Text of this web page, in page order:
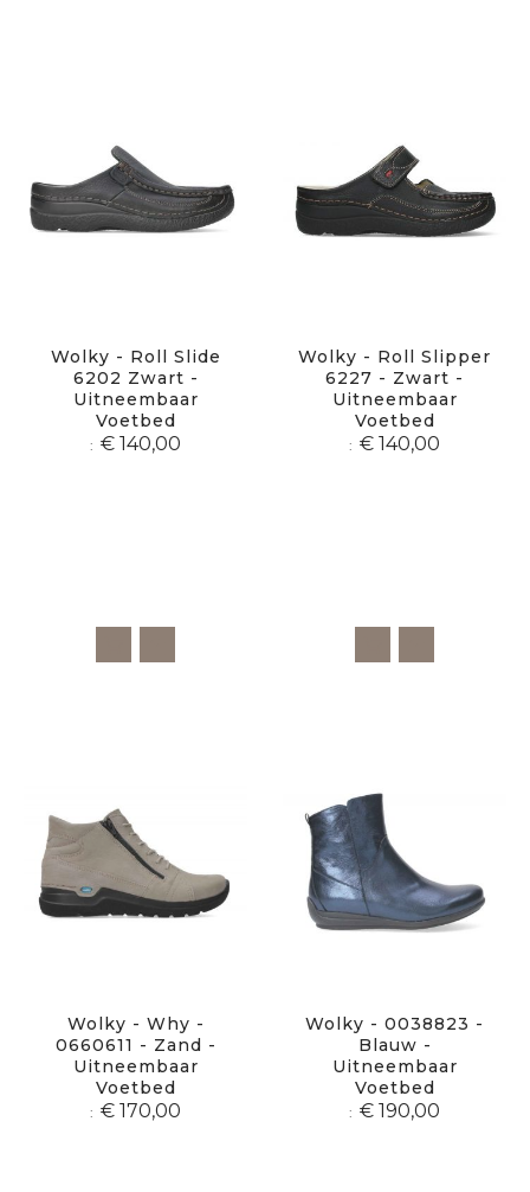
Wolky - Roll Slide
6202 Zwart -
Uitneembaar
Voetbed
€ 140,00
Wolky - Roll Slipper
6227 - Zwart -
Uitneembaar
Voetbed
€ 140,00
Wolky - Why -
0660611 - Zand -
Uitneembaar
Voetbed
€ 170,00
Wolky - 0038823 -
Blauw -
Uitneembaar
Voetbed
€ 190,00